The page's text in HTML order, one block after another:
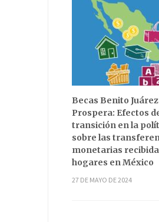
Becas Benito
Prospera: Efectos
transición en la
sobre las
monetarias
hogares en México
27 DE MAYO DE 2024